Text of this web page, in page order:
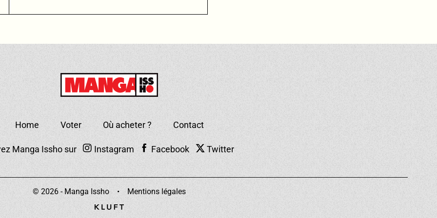
Home Voter Où acheter ? Contact
Manga Issho sur Instagram Facebook Twitter
© 2026 - Manga Issho Mentions légales